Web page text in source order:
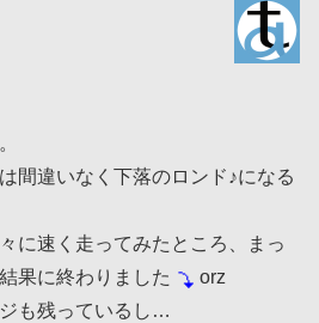
間違いなく下落のロンド♪になる
に速く走ってみたところ、まっ
果に終わりました
orz
も残っているし…